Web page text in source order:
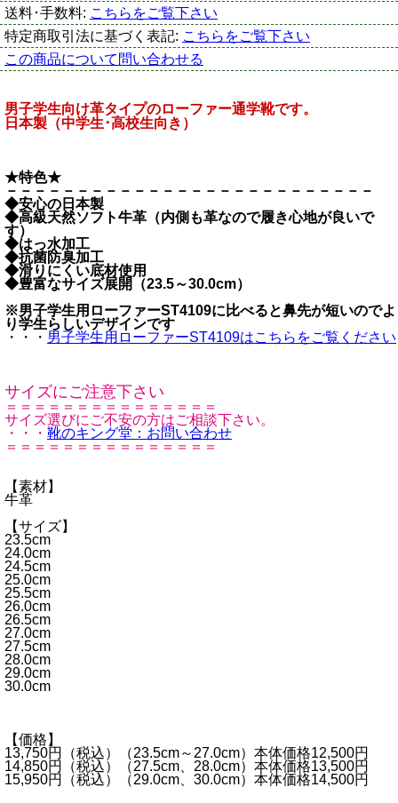
送料･手数料: こちらをご覧下さい
特定商取引法に基づく表記: こちらをご覧下さい
この商品について問い合わせる
男子学生向け革タイプのローファー通学靴です。
日本製（中学生･高校生向き）
★特色★
－－－－－－－－－－－－－－－－－－－－－－－－－－
◆安心の日本製
◆高級天然ソフト牛革（内側も革なので履き心地が良いで
す）
◆はっ水加工
◆抗菌防臭加工
◆滑りにくい底材使用
◆豊富なサイズ展開（23.5～30.0cm）
※男子学生用ローファーST4109に比べると鼻先が短いのでよ
り学生らしいデザインです
・・・ 男子学生用ローファーST4109はこちらをご覧ください
サイズにご注意下さい
＝＝＝＝＝＝＝＝＝＝＝＝＝＝＝
サイズ選びにご不安の方はご相談下さい。
・・・ 靴のキング堂：お問い合わせ
＝＝＝＝＝＝＝＝＝＝＝＝＝＝＝
【素材】
牛革
【サイズ】
23.5cm
24.0cm
24.5cm
25.0cm
25.5cm
26.0cm
26.5cm
27.0cm
27.5cm
28.0cm
29.0cm
30.0cm
【価格】
13,750円（税込）（23.5cm～27.0cm）本体価格12,500円
14,850円（税込）（27.5cm、28.0cm）本体価格13,500円
15,950円（税込）（29.0cm、30.0cm）本体価格14,500円